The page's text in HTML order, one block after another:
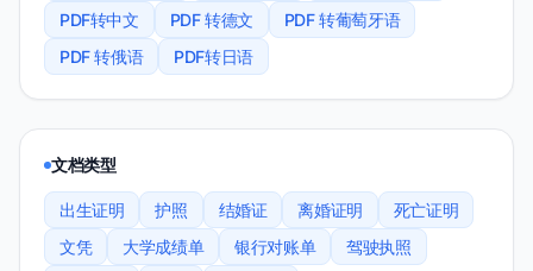
PDF转中文
PDF 转德文
PDF 转葡萄牙语
PDF 转俄语
PDF转日语
文档类型
出生证明 护照 结婚证 离婚证明
死亡证明
文凭
大学成绩单 银行对账单
驾驶执照